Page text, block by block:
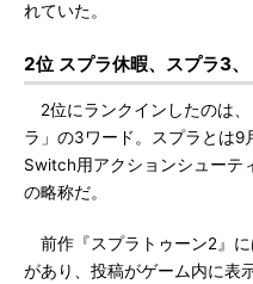
れていた。
2位 スプラ休暇、スプラ3、
2位にランクインしたのは
ラ」の3ワード。スプラとは
Switch用アクションシューテ
の略称だ。
前作『スプラトゥーン2』
があり、投稿がゲーム内に表